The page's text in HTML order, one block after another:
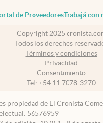
de ProveedoresTrabajá con
Copyright 2025
Todos los derechos
Términos y condiciones
Privacidad
Consentimiento
Tel: +54 11 7078-3270
es propiedad de El Cronista
56576959